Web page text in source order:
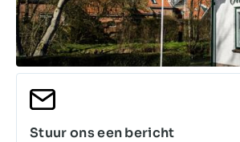
Stuur ons een bericht